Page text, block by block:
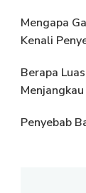
Mengapa
Kenali
Berapa
Penyebab